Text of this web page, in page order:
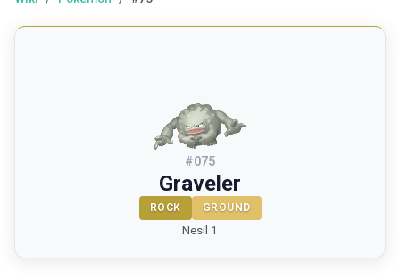
#075
Graveler
ROCK GROUND
Nesil 1